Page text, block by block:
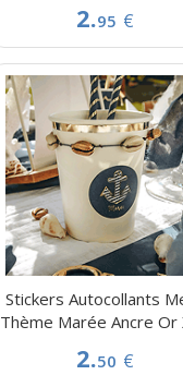
2.95 €
Stickers Autocollants
Thème Marée Ancre Or
2.50 €